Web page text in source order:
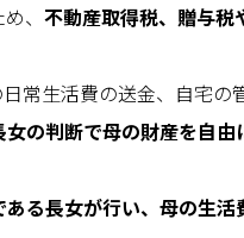
め、不動産取得税、贈与税
常生活費の送金、自宅の
の判断で母の財産を自由
る長女が行い、母の生活